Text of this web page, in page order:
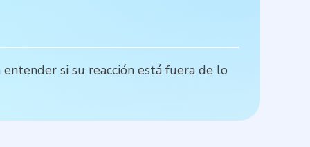
si su reacción está fuera de lo